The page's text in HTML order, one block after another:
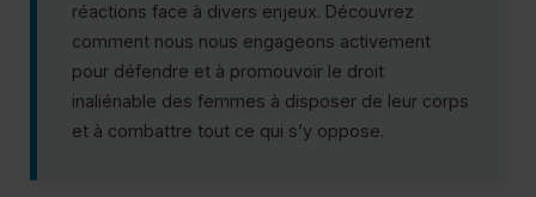
réactions face à divers enjeux. Découvrez
comment nous nous engageons activement
pour défendre et à promouvoir le droit
inaliénable des femmes à disposer de leur corps
et à combattre tout ce qui s’y oppose.